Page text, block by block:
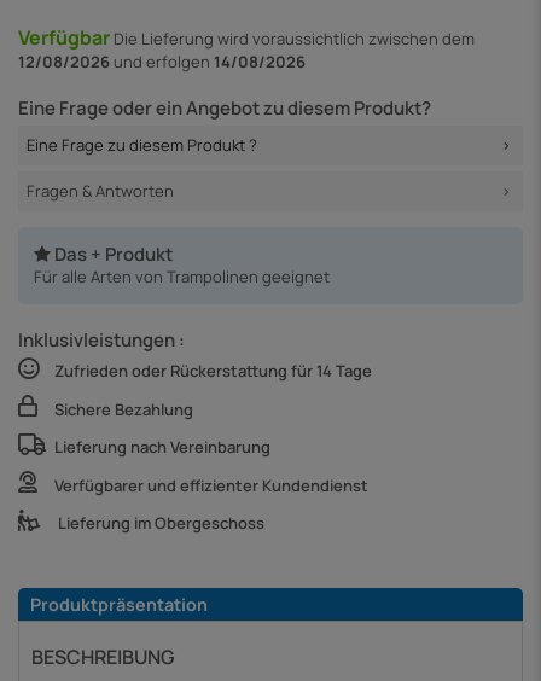
Verfügbar Die Lieferung wird voraussichtlich zwischen dem
12/08/2026 und erfolgen 14/08/2026
Eine Frage oder ein Angebot zu diesem Produkt?
Eine Frage zu diesem Produkt ?
Fragen & Antworten
Das + Produkt
Für alle Arten von Trampolinen geeignet
Inklusivleistungen :
Zufrieden oder Rückerstattung für 14 Tage
Sichere Bezahlung
Lieferung nach Vereinbarung
Verfügbarer und effizienter Kundendienst
Lieferung im Obergeschoss
Produktpräsentation
BESCHREIBUNG